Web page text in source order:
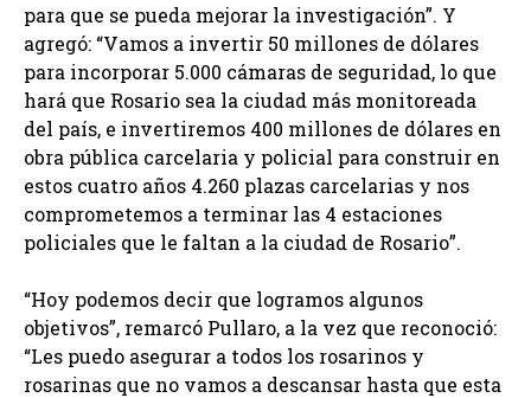
para que se pueda mejorar la investigación”. Y
agregó: “Vamos a invertir 50 millones de dólares
para incorporar 5.000 cámaras de seguridad, lo que
hará que Rosario sea la ciudad más monitoreada
del país, e invertiremos 400 millones de dólares en
obra pública carcelaria y policial para construir en
estos cuatro años 4.260 plazas carcelarias y nos
comprometemos a terminar las 4 estaciones
policiales que le faltan a la ciudad de Rosario”.
“Hoy podemos decir que logramos algunos
objetivos”, remarcó Pullaro, a la vez que reconoció:
“Les puedo asegurar a todos los rosarinos y
rosarinas que no vamos a descansar hasta que esta